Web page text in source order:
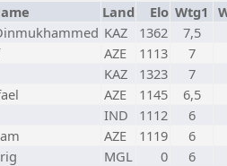
Land Elo Wtg1
KAZ 1362
7,5
AZE 1113
7
KAZ 1323
7
AZE 1145
6,5
IND 1112
6
AZE 1119
6
MGL 0
6